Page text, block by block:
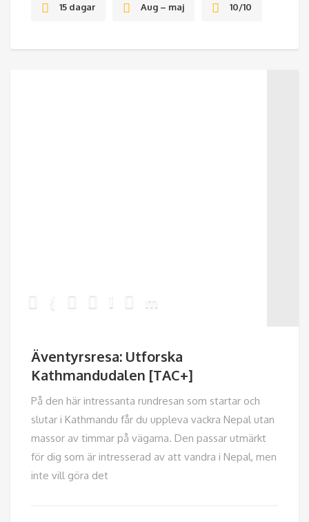
15 dagar Aug – maj 10/10
Äventyrsresa: Utforska
Kathmandudalen [TAC+]
På den här intressanta rundresan som startar och
slutar i Kathmandu får du uppleva vackra Nepal utan
massor av timmar på vägarna. Den passar utmärkt
för dig som är intresserad av att vandra i Nepal, men
inte vill göra det